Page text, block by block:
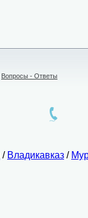
Вопросы - Ответы
/ Владикавказ /